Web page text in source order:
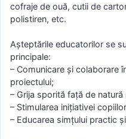
cofraje de ouă, cutii de
polistiren, etc.
Așteptările educatorilor se
principale:
– Comunicare şi colaborare
proiectului;
– Grija sporită faţă de natură
– Stimularea iniţiativei
– Educarea simţului practic